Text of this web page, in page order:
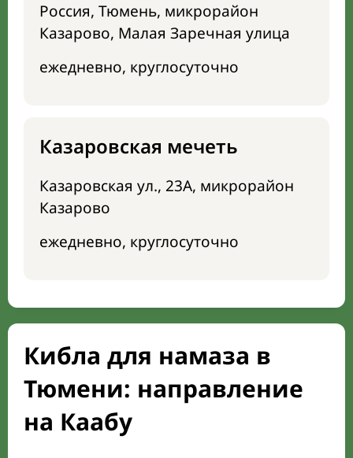
Россия, Тюмень, микрорайон
Казарово, Малая Заречная улица
ежедневно, круглосуточно
Казаровская мечеть
Казаровская ул., 23А, микрорайон
Казарово
ежедневно, круглосуточно
Кибла для намаза в
Тюмени: направление
на Каабу